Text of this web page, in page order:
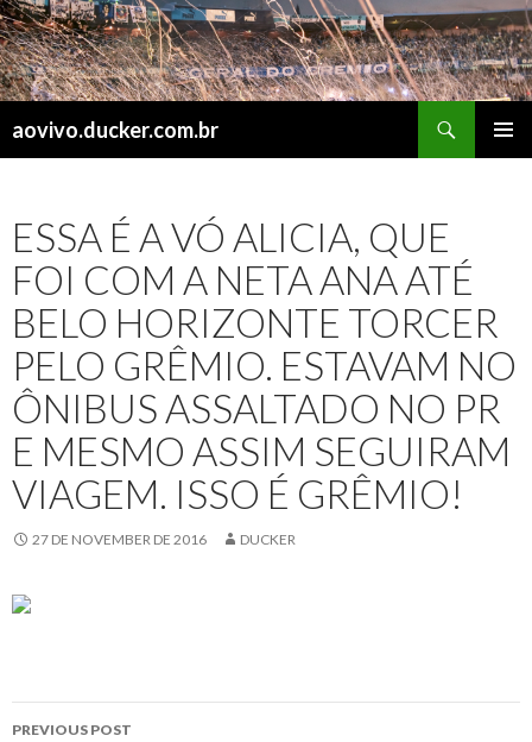
aovivo.ducker.com.br
ESSA É A VÓ ALICIA, QUE
FOI COM A NETA ANA ATÉ
BELO HORIZONTE TORCER
PELO GRÊMIO. ESTAVAM NO
ÔNIBUS ASSALTADO NO PR
E MESMO ASSIM SEGUIRAM
VIAGEM. ISSO É GRÊMIO!
27 DE NOVEMBER DE 2016 DUCKER
Post
PREVIOUS POST